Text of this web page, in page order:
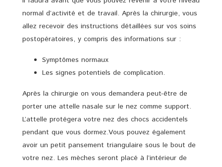
normal d’activité et de travail. Après la chirurgie, vous
allez recevoir des instructions détaillées sur vos soins
postopératoires, y compris des informations sur :
Symptômes normaux
Les signes potentiels de complication.
Après la chirurgie on vous demandera peut-être de
porter une attelle nasale sur le nez comme support.
L’attelle protégera votre nez des chocs accidentels
pendant que vous dormez.Vous pouvez également
avoir un petit pansement triangulaire sous le bout de
votre nez. Les mèches seront placé à l’intérieur de